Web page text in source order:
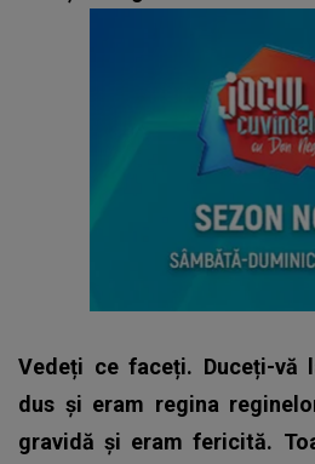
Vedeți ce faceți. Duceți-vă
dus și eram regina
gravidă și eram fericită.